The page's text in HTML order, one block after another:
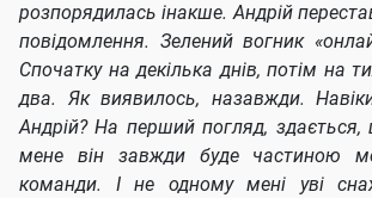
розпорядилась інакше. Андрій
повідомлення. Зелений вогник
Спочатку на декілька днів, потім на
два. Як виявилось, назавжди.
Андрій? На перший погляд,
мене він завжди буде частиною
команди. І не одному мені уві